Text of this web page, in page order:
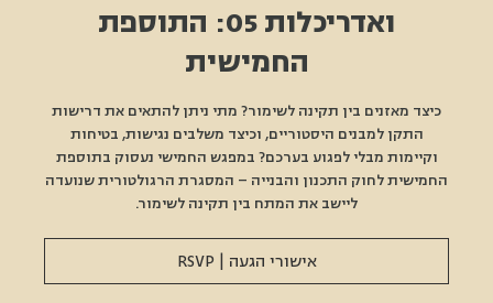
ואדריכלות 05: התוספת
החמישית
כיצד מאזנים בין תקינה לשימור? מתי ניתן להתאים את דרישות
התקן למבנים היסטוריים, וכיצד משלבים נגישות, בטיחות
וקיימות מבלי לפגוע בערכם? במפגש החמישי נעסוק בתוספת
החמישית לחוק התכנון והבנייה – המסגרת הרגולטורית שנועדה
ליישב את המתח בין תקינה לשימור.
אישורי הגעה | RSVP